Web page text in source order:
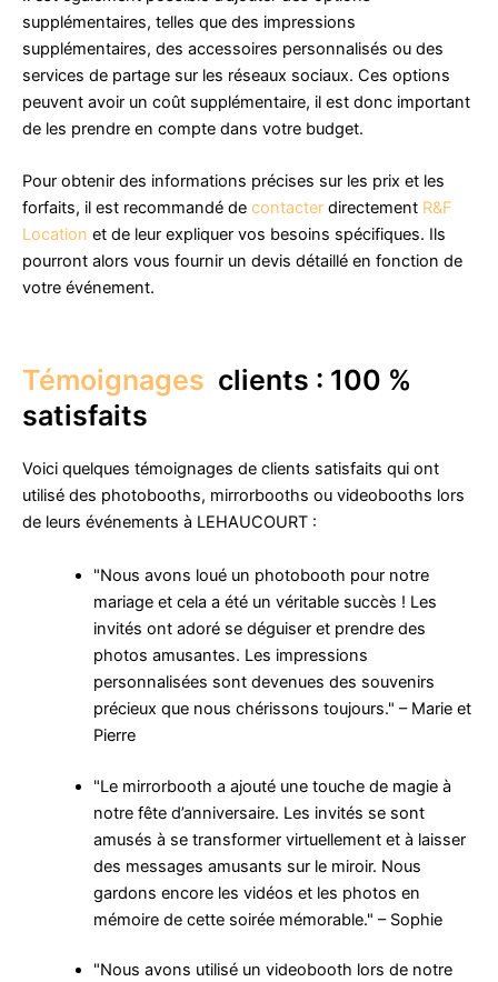
supplémentaires, telles que des impressions
supplémentaires, des accessoires personnalisés ou des
services de partage sur les réseaux sociaux. Ces options
peuvent avoir un coût supplémentaire, il est donc important
de les prendre en compte dans votre budget.
Pour obtenir des informations précises sur les prix et les
forfaits, il est recommandé de contacter directement R&F
Location et de leur expliquer vos besoins spécifiques. Ils
pourront alors vous fournir un devis détaillé en fonction de
votre événement.
Témoignages clients : 100 %
satisfaits
Voici quelques témoignages de clients satisfaits qui ont
utilisé des photobooths, mirrorbooths ou videobooths lors
de leurs événements à LEHAUCOURT :
"Nous avons loué un photobooth pour notre
mariage et cela a été un véritable succès ! Les
invités ont adoré se déguiser et prendre des
photos amusantes. Les impressions
personnalisées sont devenues des souvenirs
précieux que nous chérissons toujours." – Marie et
Pierre
"Le mirrorbooth a ajouté une touche de magie à
notre fête d’anniversaire. Les invités se sont
amusés à se transformer virtuellement et à laisser
des messages amusants sur le miroir. Nous
gardons encore les vidéos et les photos en
mémoire de cette soirée mémorable." – Sophie
"Nous avons utilisé un videobooth lors de notre